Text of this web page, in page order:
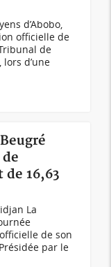
d’Abobo,
officielle de
de
lors d’une
16,63
La
de son
par le